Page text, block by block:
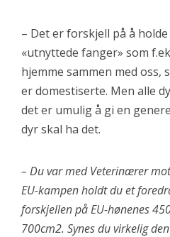
– Det er forskjell på å
«utnyttede fanger» som
hjemme sammen med oss,
er domestiserte. Men alle
det er umulig å gi en
dyr skal ha det.
– Du var med Veterinærer
EU-kampen holdt du et
forskjellen på EU-hønenes
700cm2. Synes du virkelig